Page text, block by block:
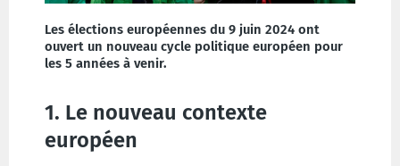
Les élections européennes du 9 juin 2024 ont
ouvert un nouveau cycle politique européen pour
les 5 années à venir.
1. Le nouveau contexte
européen